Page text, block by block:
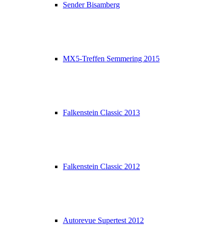
Sender Bisamberg
MX5-Treffen Semmering 2015
Falkenstein Classic 2013
Falkenstein Classic 2012
Autorevue Supertest 2012